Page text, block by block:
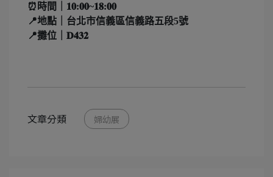
⏰時間｜𝟏𝟎:𝟎𝟎~𝟏𝟖:𝟎𝟎
📍地點｜台北市信義區信義路五段5號
📍攤位｜𝐃𝟒𝟑𝟐
文章分類 婦幼展